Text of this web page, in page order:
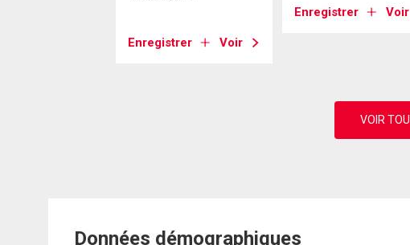
Enregistrer Voir
Enregistrer Voir
Données démographiques